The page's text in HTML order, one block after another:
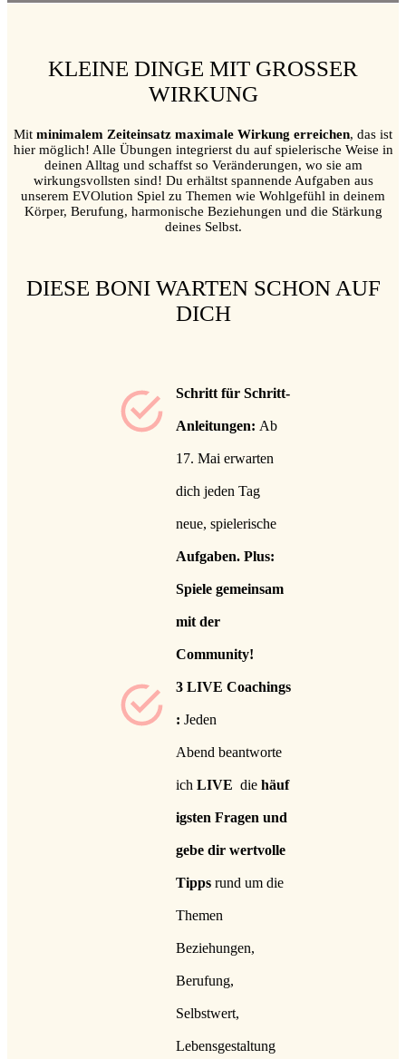
KLEINE DINGE MIT GROSSER W
IRKUNG
Mit minimalem Zeiteinsatz maximale Wirkung erreichen, das ist
hier möglich! Alle Übungen integrierst du auf spielerische Weise in
deinen Alltag und schaffst so Veränderungen, wo sie am
wirkungsvollsten sind! Du erhältst spannende Aufgaben aus
unserem EVOlution Spiel zu Themen wie Wohlgefühl in deinem
Körper, Berufung, harmonische Beziehungen und die Stärkung
deines Selbst.
DIESE BONI WARTEN SCHON AUF
DICH
Schritt für Schritt-
Anleitungen: Ab
17. Mai erwarten
dich jeden Tag
neue, spielerische
Aufgaben. Plus:
Spiele gemeinsam
mit der
Community!
3 LIVE Coachings
: Jeden
Abend beantworte
ich LIVE die häuf
igsten Fragen und
gebe dir wertvolle
Tipps rund um die
Themen
Beziehungen,
Berufung,
Selbstwert,
Lebensgestaltung